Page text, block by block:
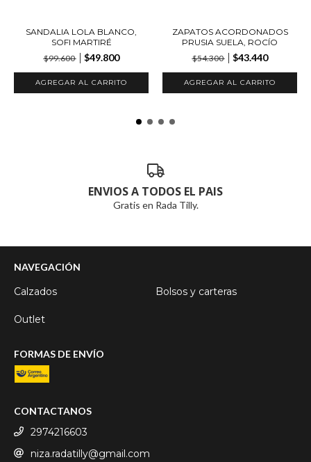
SANDALIA LOLA BLANCO,
SOFI MARTIRÉ
$99.600
$49.800
AGREGAR AL CARRITO
ZAPATOS ACORDONADOS
PRUSIA SUELA, ROCÍO
$54.300
$43.440
AGREGAR AL CARRITO
ENVIOS A TODOS EL PAIS
Gratis en Rada Tilly.
NAVEGACIÓN
Calzados Bolsos y carteras
Outlet
FORMAS DE ENVÍO
CONTACTANOS
2974216603
niza.radatilly@gmail.com